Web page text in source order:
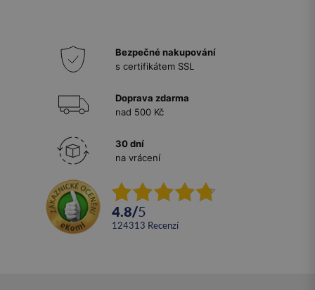
Bezpečné nakupování
s certifikátem SSL
Doprava zdarma
nad 500 Kč
30 dní
na vrácení
4.8/5
124313 recenzí